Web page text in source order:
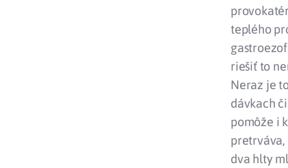
teplého
riešiť to
Neraz je
dávkach
pomôže i
pretrváva,
dva hlty